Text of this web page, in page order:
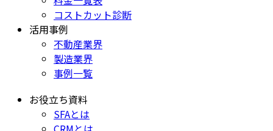
コストカット診断
活用事例
不動産業界
製造業界
事例一覧
お役立ち資料
SFAとは